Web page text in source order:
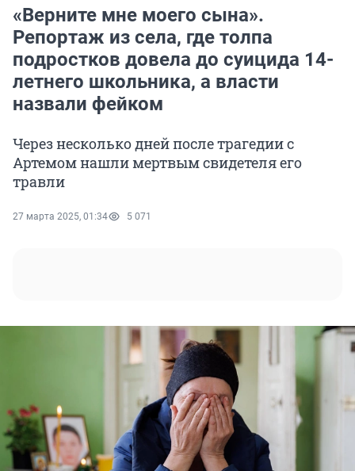
«Верните мне моего сына».
Репортаж из села, где толпа
подростков довела до суицида 14-
летнего школьника, а власти
назвали фейком
Через несколько дней после трагедии с
Артемом нашли мертвым свидетеля его
травли
27 марта 2025, 01:34 5 071